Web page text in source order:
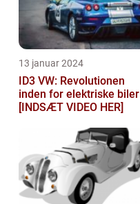
13 januar 2024
ID3 VW: Revolutionen
inden for elektriske biler
[INDSÆT VIDEO HER]